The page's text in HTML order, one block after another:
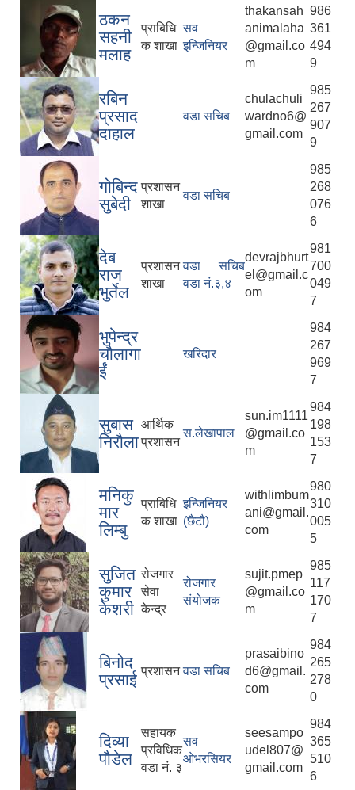
ठकन
सहनी
मलाह
प्राबिधि
क शाखा
सव
इन्जिनियर
thakansah
animalaha
@gmail.co
m
986
361
494
9
रबिन
प्रसाद
दाहाल
वडा सचिब
chulachuli
wardno6@
gmail.com
985
267
907
9
गोबिन्द
सुबेदी
प्रशासन
शाखा
वडा सचिब
985
268
076
6
देब
राज
भुर्तेल
प्रशासन
शाखा
वडा सचिब
वडा नं.३,४
devrajbhurt
el@gmail.c
om
981
700
049
7
भुपेन्द्र
चौलागा
ईं
खरिदार
984
267
969
7
सुबास
निरौला
आर्थिक
प्रशासन
स.लेखापाल
sun.im1111
@gmail.co
m
984
198
153
7
मनिकु
मार
लिम्बु
प्राबिधि
क शाखा
इन्जिनियर
(छैटौ)
withlimbum
ani@gmail.
com
980
310
005
5
सुजित
कुमार
केशरी
रोजगार
सेवा
केन्द्र
रोजगार
संयोजक
sujit.pmep
@gmail.co
m
985
117
170
7
बिनोद
प्रसाई प्रशासन वडा सचिब
prasaibino
d6@gmail.
com
984
265
278
0
दिव्या
पौडेल
सहायक
प्रविधिक
वडा नं. ३
सव
ओभरसियर
seesampo
udel807@
gmail.com
984
365
510
6